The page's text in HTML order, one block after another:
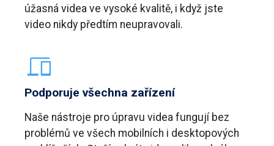
úžasná videa ve vysoké kvalitě, i když jste
video nikdy předtím neupravovali.
Podporuje všechna zařízení
Naše nástroje pro úpravu videa fungují bez
problémů ve všech mobilních i desktopových